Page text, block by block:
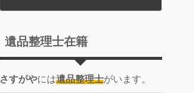
遺品整理士在籍
さすがやには遺品整理士がいます。